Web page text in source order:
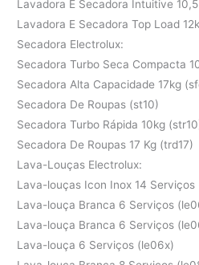
Lavadora E Secadora Intuitive 10,5
Lavadora E Secadora Top Load
Secadora Electrolux:
Secadora Turbo Seca Compacta
Secadora Alta Capacidade 17kg
Secadora De Roupas (st10)
Secadora Turbo Rápida 10kg
Secadora De Roupas 17 Kg (trd17)
Lava-Louças Electrolux:
Lava-louças Icon Inox 14 Serviços
Lava-louça Branca 6 Serviços
Lava-louça Branca 6 Serviços
Lava-louça 6 Serviços (le06x)